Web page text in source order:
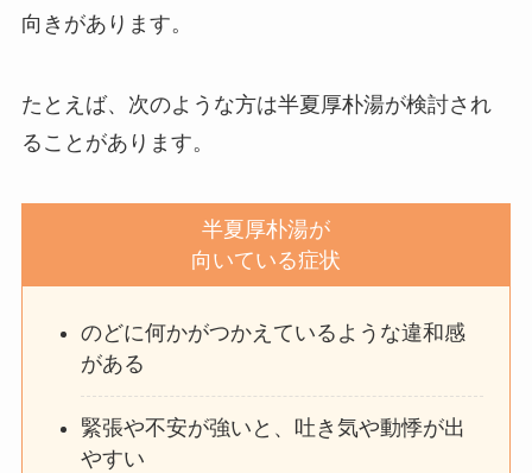
向きがあります。
たとえば、次のような方は半夏厚朴湯が検討され
ることがあります。
半夏厚朴湯が
向いている症状
のどに何かがつかえているような違和感
がある
緊張や不安が強いと、吐き気や動悸が出
やすい